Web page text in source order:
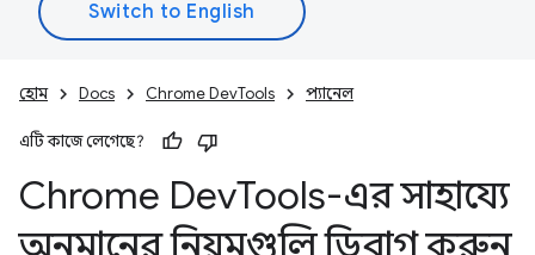
হোম Docs Chrome DevTools প্যানেল
এটি কাজে লেগেছে?
Chrome DevTools-এর সাহায্যে
অনুমানের নিয়মগুলি ডিবাগ করুন